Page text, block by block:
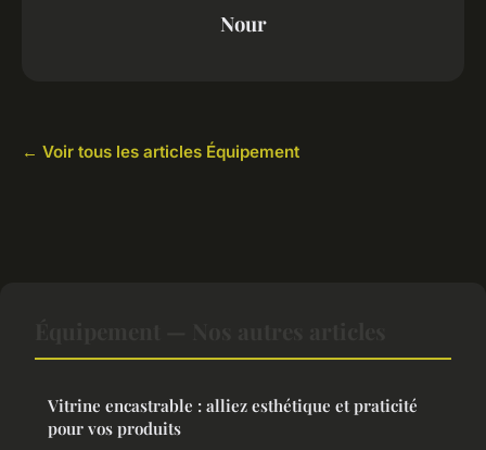
Nour
← Voir tous les articles Équipement
Vitrine encastrable : alliez esthétique et praticité
pour vos produits